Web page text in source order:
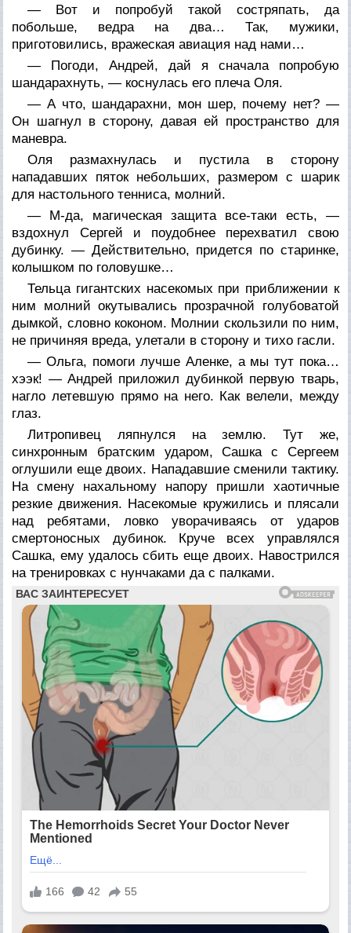
— Вот и попробуй такой состряпать, да
побольше, ведра на два… Так, мужики,
приготовились, вражеская авиация над нами…
— Погоди, Андрей, дай я сначала попробую
шандарахнуть, — коснулась его плеча Оля.
— А что, шандарахни, мон шер, почему нет? —
Он шагнул в сторону, давая ей пространство для
маневра.
Оля размахнулась и пустила в сторону
нападавших пяток небольших, размером с шарик
для настольного тенниса, молний.
— М-да, магическая защита все-таки есть, —
вздохнул Сергей и поудобнее перехватил свою
дубинку. — Действительно, придется по старинке,
колышком по головушке…
Тельца гигантских насекомых при приближении к
ним молний окутывались прозрачной голубоватой
дымкой, словно коконом. Молнии скользили по ним,
не причиняя вреда, улетали в сторону и тихо гасли.
— Ольга, помоги лучше Аленке, а мы тут пока…
хээк! — Андрей приложил дубинкой первую тварь,
нагло летевшую прямо на него. Как велели, между
глаз.
Литропивец ляпнулся на землю. Тут же,
синхронным братским ударом, Сашка с Сергеем
оглушили еще двоих. Нападавшие сменили тактику.
На смену нахальному напору пришли хаотичные
резкие движения. Насекомые кружились и плясали
над ребятами, ловко уворачиваясь от ударов
смертоносных дубинок. Круче всех управлялся
Сашка, ему удалось сбить еще двоих. Навострился
на тренировках с нунчаками да с палками.